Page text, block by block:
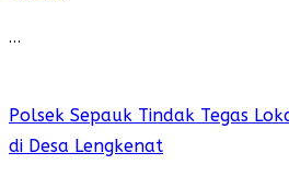
…
Polsek Sepauk Tindak Tegas
di Desa Lengkenat